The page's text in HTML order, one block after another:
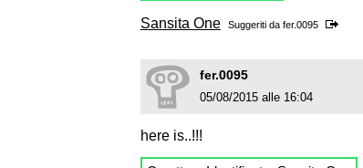
Sansita One Suggeriti da fer.0095
fer.0095
05/08/2015 alle 16:04
here is..!!!